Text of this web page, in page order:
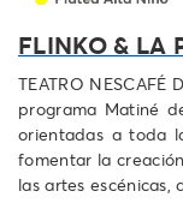
FLINKO & LA
TEATRO NESCAFÉ
programa Matiné
orientadas a toda
fomentar la
las artes